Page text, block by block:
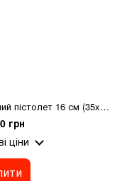
Водяний пістолет 16 см (35x30x37 см)/Aqua Quest
грн
ціни